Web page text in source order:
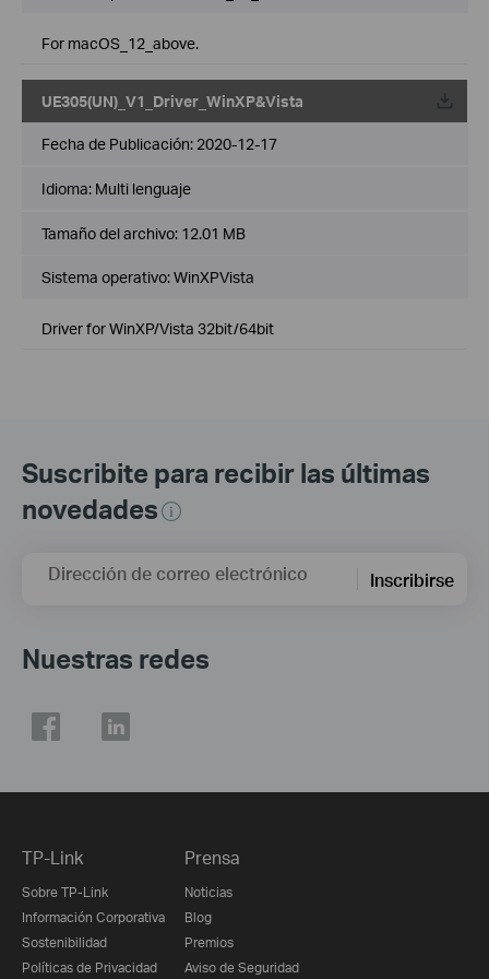
For macOS_12_above.
UE305(UN)_V1_Driver_WinXP&Vista
Fecha de Publicación: 2020-12-17
Idioma: Multi lenguaje
Tamaño del archivo: 12.01 MB
Sistema operativo: WinXPVista
Driver for WinXP/Vista 32bit/64bit
Suscribite para recibir las últimas
novedades
Dirección de correo electrónico Inscribirse
Nuestras redes
TP-Link
Sobre TP-Link
Información Corporativa
Sostenibilidad
Políticas de Privacidad
Prensa
Noticias
Blog
Premios
Aviso de Seguridad